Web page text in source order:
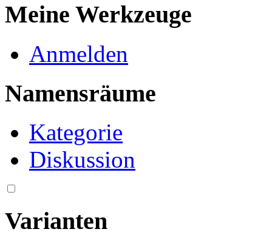
Meine Werkzeuge
Anmelden
Namensräume
Kategorie
Diskussion
Varianten